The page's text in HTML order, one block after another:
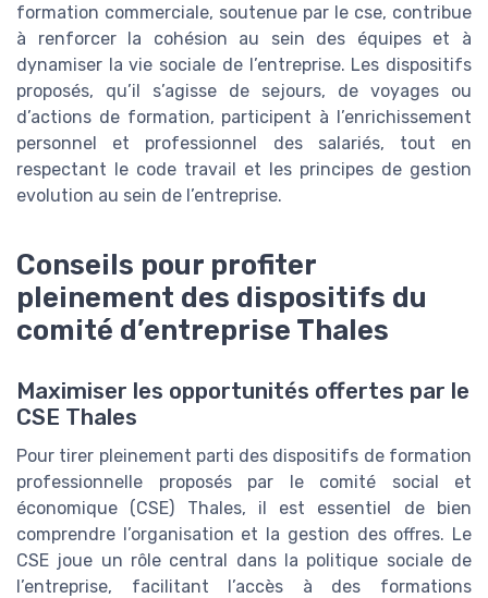
formation commerciale, soutenue par le cse, contribue
à renforcer la cohésion au sein des équipes et à
dynamiser la vie sociale de l’entreprise. Les dispositifs
proposés, qu’il s’agisse de sejours, de voyages ou
d’actions de formation, participent à l’enrichissement
personnel et professionnel des salariés, tout en
respectant le code travail et les principes de gestion
evolution au sein de l’entreprise.
Conseils pour profiter
pleinement des dispositifs du
comité d’entreprise Thales
Maximiser les opportunités offertes par le
CSE Thales
Pour tirer pleinement parti des dispositifs de formation
professionnelle proposés par le comité social et
économique (CSE) Thales, il est essentiel de bien
comprendre l’organisation et la gestion des offres. Le
CSE joue un rôle central dans la politique sociale de
l’entreprise, facilitant l’accès à des formations